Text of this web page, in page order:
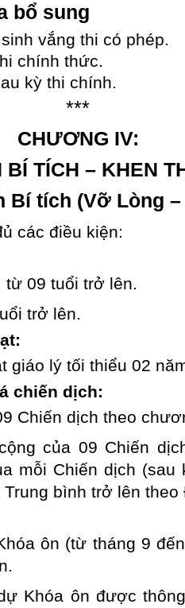
bổ sung
vắng thi có phép.
chính thức.
kỳ thi chính.
***
CHƯƠNG IV:
BÍ TÍCH – KHEN
Bí tích (Vỡ Lòng
các điều kiện:
09 tuổi trở lên.
trở lên.
giáo lý tối thiểu 02
chiến dịch:
Chiến dịch theo
của 09 Chiến
mỗi Chiến dịch (sau
Trung bình trở lên
ôn (từ tháng 9
Khóa ôn được